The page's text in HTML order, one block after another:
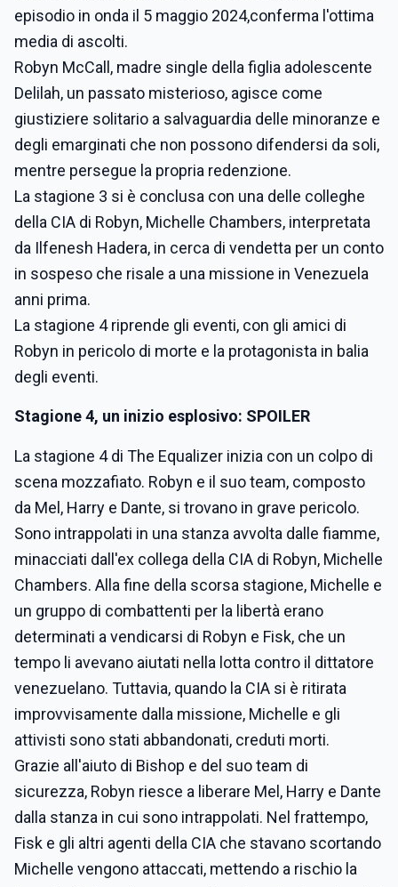
episodio in onda il 5 maggio 2024,conferma l'ottima
media di ascolti.
Robyn McCall, madre single della figlia adolescente
Delilah, un passato misterioso, agisce come
giustiziere solitario a salvaguardia delle minoranze e
degli emarginati che non possono difendersi da soli,
mentre persegue la propria redenzione.
La stagione 3 si è conclusa con una delle colleghe
della CIA di Robyn, Michelle Chambers, interpretata
da Ilfenesh Hadera, in cerca di vendetta per un conto
in sospeso che risale a una missione in Venezuela
anni prima.
La stagione 4 riprende gli eventi, con gli amici di
Robyn in pericolo di morte e la protagonista in balia
degli eventi.
Stagione 4, un inizio esplosivo: SPOILER
La stagione 4 di The Equalizer inizia con un colpo di
scena mozzafiato. Robyn e il suo team, composto
da Mel, Harry e Dante, si trovano in grave pericolo.
Sono intrappolati in una stanza avvolta dalle fiamme,
minacciati dall'ex collega della CIA di Robyn, Michelle
Chambers. Alla fine della scorsa stagione, Michelle e
un gruppo di combattenti per la libertà erano
determinati a vendicarsi di Robyn e Fisk, che un
tempo li avevano aiutati nella lotta contro il dittatore
venezuelano. Tuttavia, quando la CIA si è ritirata
improvvisamente dalla missione, Michelle e gli
attivisti sono stati abbandonati, creduti morti.
Grazie all'aiuto di Bishop e del suo team di
sicurezza, Robyn riesce a liberare Mel, Harry e Dante
dalla stanza in cui sono intrappolati. Nel frattempo,
Fisk e gli altri agenti della CIA che stavano scortando
Michelle vengono attaccati, mettendo a rischio la